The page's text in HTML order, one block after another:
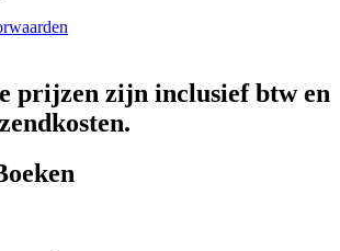
prijzen zijn inclusief btw en